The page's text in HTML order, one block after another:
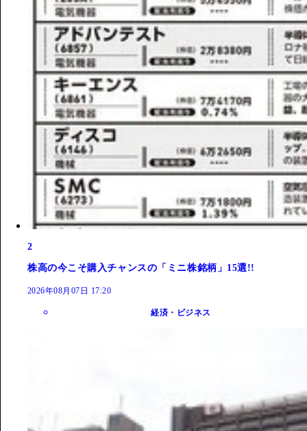
2
株高の今こそ購入チャンスの「ミニ株銘柄」15選!!
2026年08月07日 17:20
経済・ビジネス